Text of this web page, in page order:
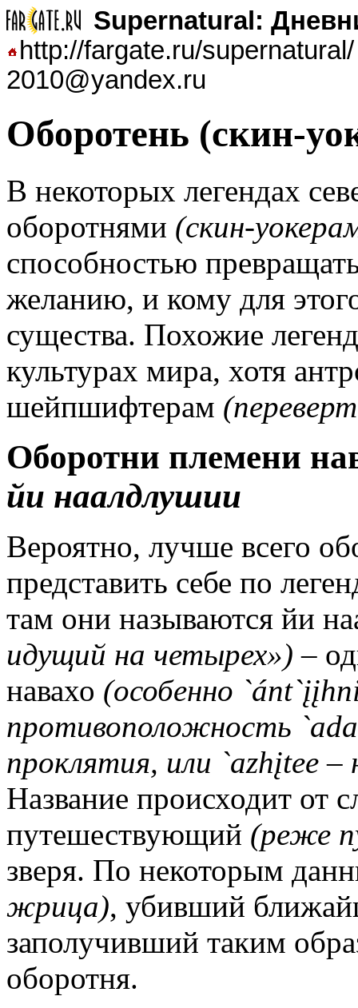
Supernatural:
http://fargate.ru/
2010@yandex.ru
Оборотень (скин-
В некоторых легендах
оборотнями (скин-
способностью
желанию, и кому для
существа. Похожие
культурах мира, хотя
шейпшифтерам
Оборотни племени
йи наалдлушии
Вероятно, лучше всего
представить себе по
там они называются йи
идущий на четырех») –
навахо (особенно
противоположность
проклятия, или `azhįtee
Название происходит от
путешествующий (реже
зверя. По некоторым
жрица), убивший
заполучивший таким
оборотня.